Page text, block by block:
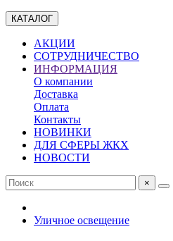
КАТАЛОГ
АКЦИИ
СОТРУДНИЧЕСТВО
ИНФОРМАЦИЯ
О компании
Доставка
Оплата
Контакты
НОВИНКИ
ДЛЯ СФЕРЫ ЖКХ
НОВОСТИ
×
Уличное освещение